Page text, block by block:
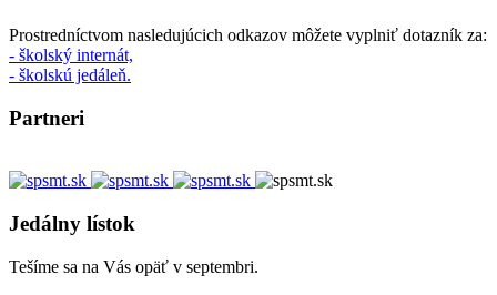
Prostredníctvom nasledujúcich odkazov môžete vyplniť dotazník za:
- školský internát,
- školskú jedáleň.
Partneri
Jedálny lístok
Tešíme sa na Vás opäť v septembri.